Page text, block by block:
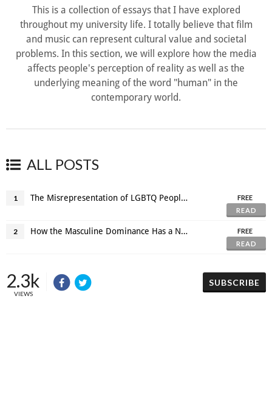
This is a collection of essays that I have explored
throughout my university life. I totally believe that film
and music can represent cultural value and societal
problems. In this section, we will explore how the media
affects people's perception of reality as well as the
underlying meaning of the word "human" in the
contemporary world.
ALL POSTS
1 The Misrepresentation of LGBTQ People in Mainstream Cinema.
FREE
READ
2 How the Masculine Dominance Has a Negative Impact on Female Artists in Pop Culture
FREE
READ
2.3k
VIEWS
SUBSCRIBE